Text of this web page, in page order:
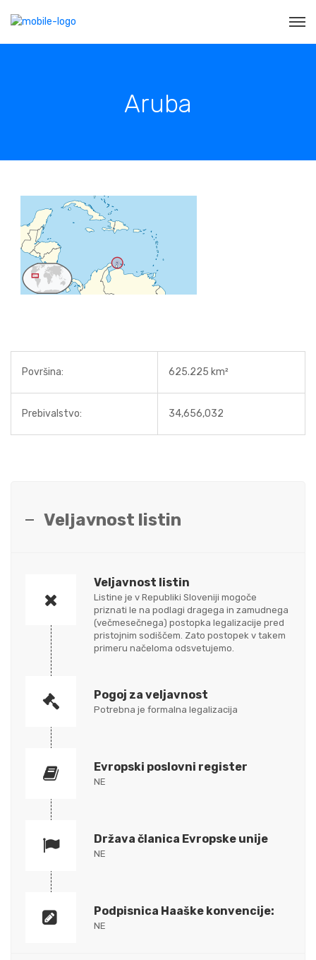
Aruba
Površina: 625.225 km²
Prebivalstvo: 34,656,032
Veljavnost listin
Veljavnost listin
Listine je v Republiki Sloveniji mogoče
priznati le na podlagi dragega in zamudnega
(večmesečnega) postopka legalizacije pred
pristojnim sodiščem. Zato postopek v takem
primeru načeloma odsvetujemo.
Pogoj za veljavnost
Potrebna je formalna legalizacija
Evropski poslovni register
NE
Država članica Evropske unije
NE
Podpisnica Haaške konvencije:
NE